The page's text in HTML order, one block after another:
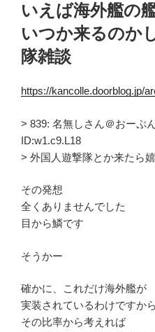
いえば海外艦の
いつか来るのか
隊雑談
https://kancolle.doorblog.jp/
> 839: 名無しさん＠おーぷ
ID:w1.c9.L18
> 外国人遊撃隊とか来たら
その発想
全くありませんでした
目から鱗です
そうかー
確かに、これだけ海外艦が
実装されているわけですから
その比率から考えれば